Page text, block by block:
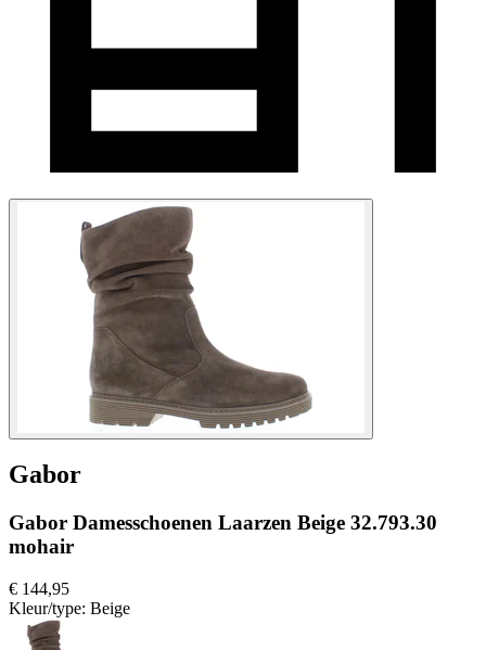
Gabor
Gabor Damesschoenen Laarzen Beige 32.793.30
mohair
€ 144,95
Kleur/type: Beige